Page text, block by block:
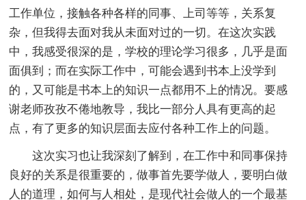
工作单位，接触各种各样的同事、上司等等，关系复
杂，但我得去面对我从未面对过的一切。在这次实践
中，我感受很深的是，学校的理论学习很多，几乎是面
面俱到；而在实际工作中，可能会遇到书本上没学到
的，又可能是书本上的知识一点都用不上的情况。要感
谢老师孜孜不倦地教导，我比一部分人具有更高的起
点，有了更多的知识层面去应付各种工作上的问题。
这次实习也让我深刻了解到，在工作中和同事保持
良好的关系是很重要的，做事首先要学做人，要明白做
人的道理，如何与人相处，是现代社会做人的一个最基